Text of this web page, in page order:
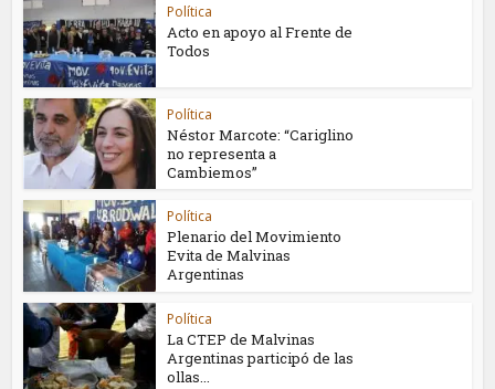
Política
Acto en apoyo al Frente de
Todos
Política
Néstor Marcote: “Cariglino
no representa a
Cambiemos”
Política
Plenario del Movimiento
Evita de Malvinas
Argentinas
Política
La CTEP de Malvinas
Argentinas participó de las
ollas...